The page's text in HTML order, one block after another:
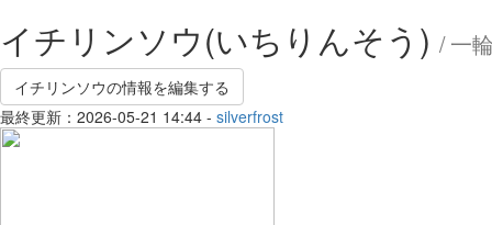
イチリンソウ(いちりんそう) / 一
イチリンソウの情報を編集する
最終更新：2026-05-21 14:44 - silverfrost